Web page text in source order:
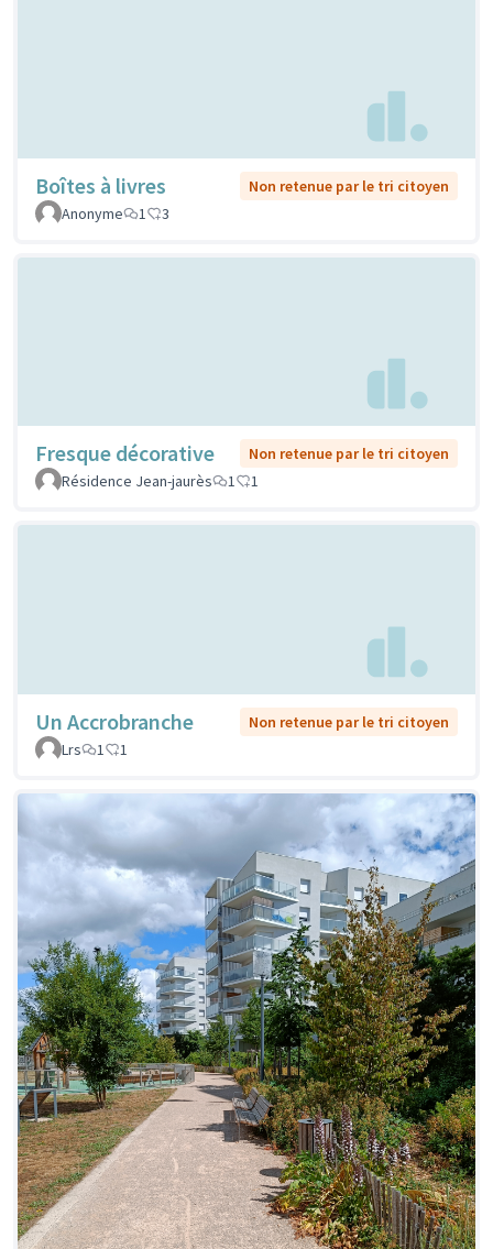
Boîtes à livres
Non retenue par le tri citoyen
Anonyme
1 3
Fresque décorative
Non retenue par le tri citoyen
Résidence Jean-jaurès
1 1
Un Accrobranche
Non retenue par le tri citoyen
Lrs
1 1